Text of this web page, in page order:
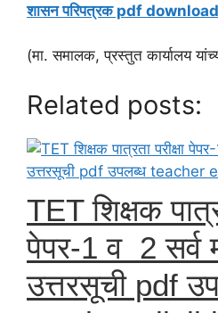
शासन परिपत्रक pdf download
(मा. समालक, प्रस्तुत कार्यालय
Related posts:
TET शिक्षक
पेपर-1 व 2 सर्व
उत्तरसूची pdf